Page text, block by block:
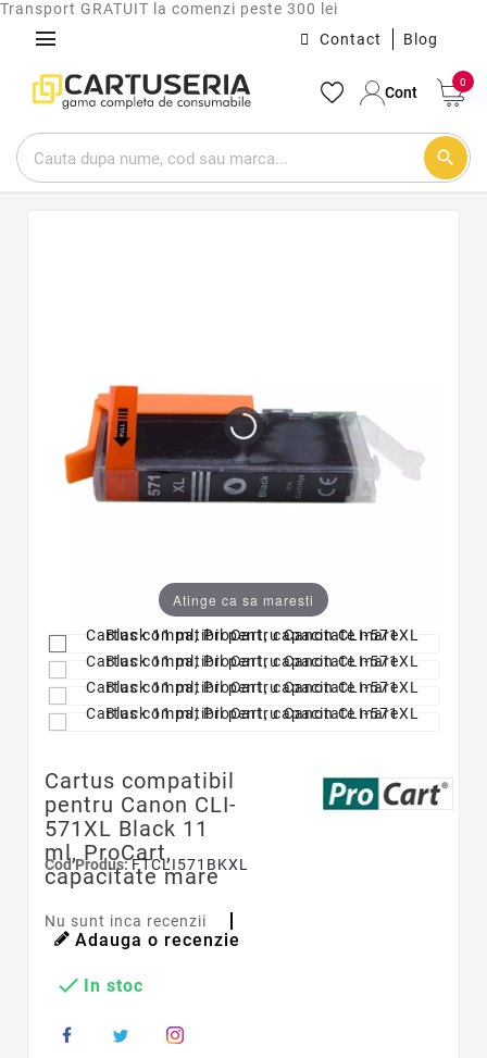
Transport GRATUIT la comenzi peste 300 lei
menu Contact Blog
Cont
0
search
Atinge ca sa maresti
Cartus compatibil
pentru Canon CLI-
571XL Black 11
ml, ProCart,
capacitate mare
Cod Produs:FTCLI571BKXL
Nu sunt inca recenzii
Adauga o recenzie
 In stoc